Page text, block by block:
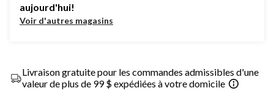
aujourd'hui!
Voir d'autres magasins
Livraison gratuite pour les commandes admissibles d'une
valeur de plus de 99 $ expédiées à votre domicile